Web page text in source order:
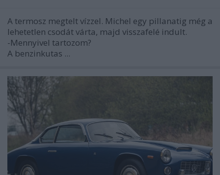
A termosz megtelt vízzel. Michel egy pillanatig még a
lehetetlen csodát várta, majd visszafelé indult.
-Mennyivel tartozom?
A benzinkutas ...